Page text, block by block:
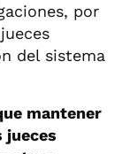
por
del sistema
mantener
jueces